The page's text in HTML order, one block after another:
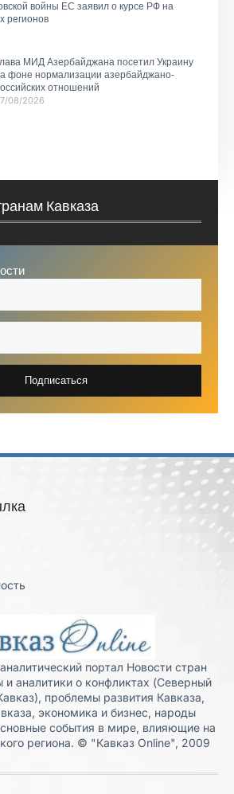
войны ЕС заявил о курсе РФ на
регионов
МИД Азербайджана посетил Украину
фоне нормализации азербайджано-
отношений
08/2026
Кавказа
Подписаться
портал Новости стран
и аналитики о конфликтах (Северный
проблемы развития Кавказа,
экономика и бизнес, народы
события в мире, влияющие на
региона. © "Кавказ Online", 2009